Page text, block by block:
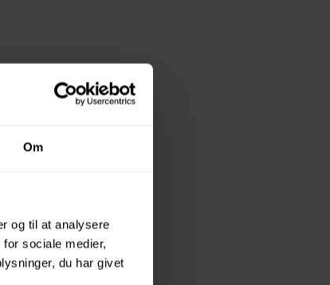
Om
og til at analysere
sociale medier,
du har givet